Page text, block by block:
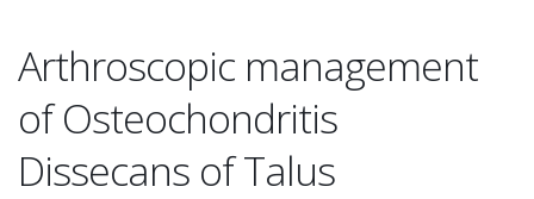
Arthroscopic management
of Osteochondritis
Dissecans of Talus